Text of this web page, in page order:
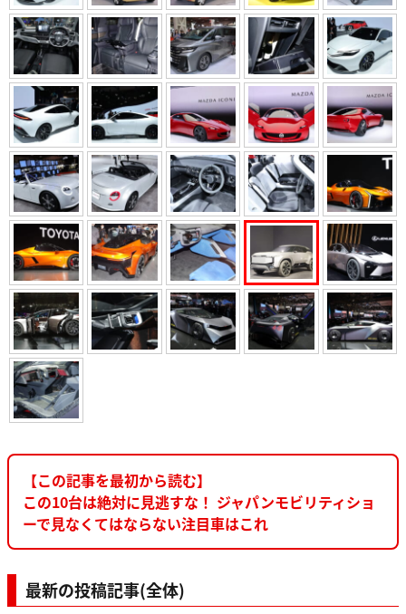
【この記事を最初から読む】
この10台は絶対に見逃すな！ ジャパンモビリティショ
ーで見なくてはならない注目車はこれ
最新の投稿記事(全体)